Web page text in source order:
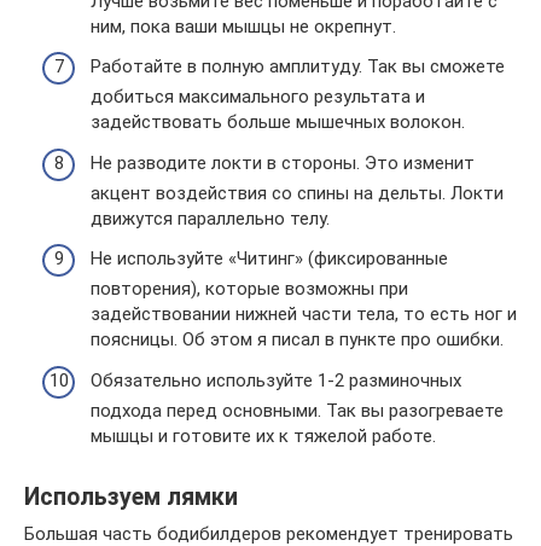
ним, пока ваши мышцы не окрепнут.
Работайте в полную амплитуду. Так вы сможете
добиться максимального результата и
задействовать больше мышечных волокон.
Не разводите локти в стороны. Это изменит
акцент воздействия со спины на дельты. Локти
движутся параллельно телу.
Не используйте «Читинг» (фиксированные
повторения), которые возможны при
задействовании нижней части тела, то есть ног и
поясницы. Об этом я писал в пункте про ошибки.
Обязательно используйте 1-2 разминочных
подхода перед основными. Так вы разогреваете
мышцы и готовите их к тяжелой работе.
Используем лямки
Большая часть бодибилдеров рекомендует тренировать